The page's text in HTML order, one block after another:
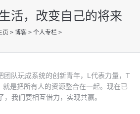
关于我们
付爱宝产品
联系美世欣
艺苏简介
活，改变自己的将来
页 > 博客 > 个人专栏 >
团队玩成系统的创新青年，L代表力量，T
是把所有人的资源整合在一起。现在已
我们要相互借力，实现共赢。